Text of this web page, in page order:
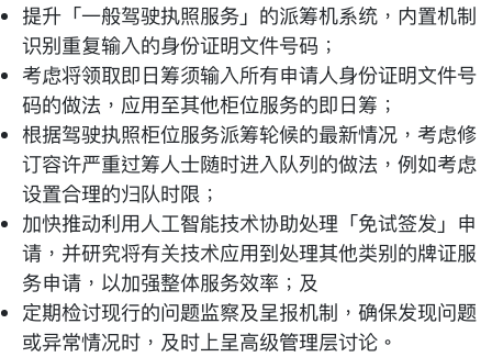
提升「一般驾驶执照服务」的派筹机系统，内置机制
识别重复输入的身份证明文件号码；
考虑将领取即日筹须输入所有申请人身份证明文件号
码的做法，应用至其他柜位服务的即日筹；
根据驾驶执照柜位服务派筹轮候的最新情况，考虑修
订容许严重过筹人士随时进入队列的做法，例如考虑
设置合理的归队时限；
加快推动利用人工智能技术协助处理「免试签发」申
请，并研究将有关技术应用到处理其他类别的牌证服
务申请，以加强整体服务效率；及
定期检讨现行的问题监察及呈报机制，确保发现问题
或异常情况时，及时上呈高级管理层讨论。